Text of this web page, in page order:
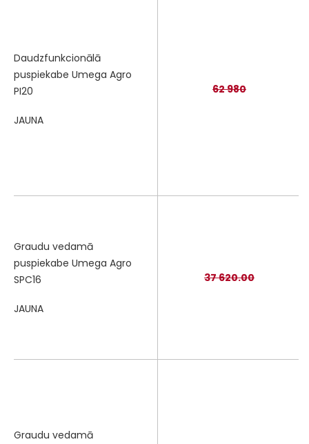
Daudzfunkcionālā
puspiekabe Umega Agro
PI20
JAUNA
62 980
Graudu vedamā
puspiekabe Umega Agro
SPC16
JAUNA
37 620.00
Graudu vedamā